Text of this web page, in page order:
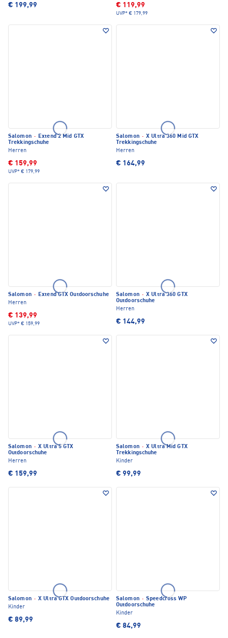
€ 199,99 € 119,99
UVP* € 179,99
Salomon · Extend 2 Mid GTX
Trekkingschuhe
Herren
€ 159,99
UVP* € 179,99
Salomon · X Ultra 360 Mid GTX
Trekkingschuhe
Herren
€ 164,99
Salomon · Extend GTX Outdoorschuhe
Herren
€ 139,99
UVP* € 159,99
Salomon · X Ultra 360 GTX
Outdoorschuhe
Herren
€ 144,99
Salomon · X Ultra 5 GTX
Outdoorschuhe
Herren
€ 159,99
Salomon · X Ultra Mid GTX
Trekkingschuhe
Kinder
€ 99,99
Salomon · X Ultra GTX Outdoorschuhe
Kinder
€ 89,99
Salomon · Speedcross WP
Outdoorschuhe
Kinder
€ 84,99